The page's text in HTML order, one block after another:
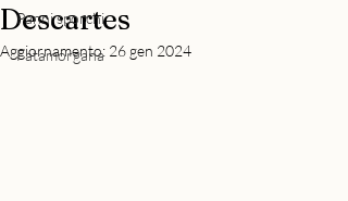
Panni sporchi
Fatamorgana
Descartes
Aggiornamento: 26 gen 2024